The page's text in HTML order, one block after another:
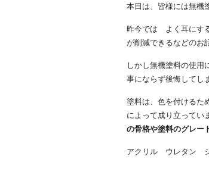
本日は、皆様には無機
昨今では よく耳にす
が削減できるなどの
しかし無機塗料の使用
事にならず後悔してし
塗料は、色を付けるた
によって成り立ってい
の骨格や塗料のグレー
アクリル ウレタン シ